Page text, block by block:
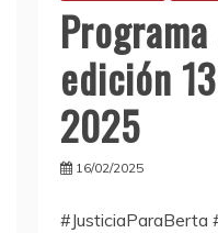
edición
2025
16/02/2025
#JusticiaParaBerta